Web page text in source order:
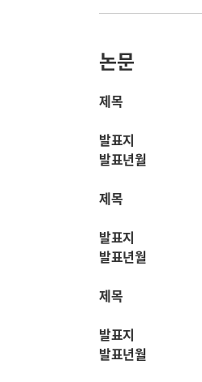
논문
제목
발표지
발표년월
제목
발표지
발표년월
제목
발표지
발표년월